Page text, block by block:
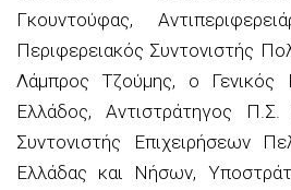
Γκουντούφας,
Περιφερειακός Συντονιστής
Λάμπρος Τζούμης, ο Γενικός
Ελλάδος, Αντιστράτηγος
Συντονιστής Επιχειρήσεων
Ελλάδας και Νήσων,